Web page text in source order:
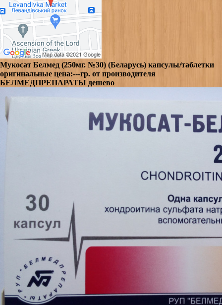
Мукосат Белмед (250мг. №30) (Беларусь) капсулы/таблетки
оригинальные цена:---гр. от производителя
БЕЛМЕДПРЕПАРАТЫ дешево